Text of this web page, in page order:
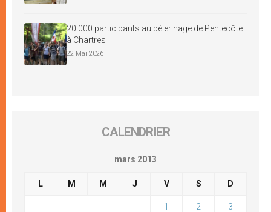
20 000 participants au pèlerinage de Pentecôte
à Chartres
22 Mai 2026
CALENDRIER
mars 2013
L M M J V S D
1 2 3